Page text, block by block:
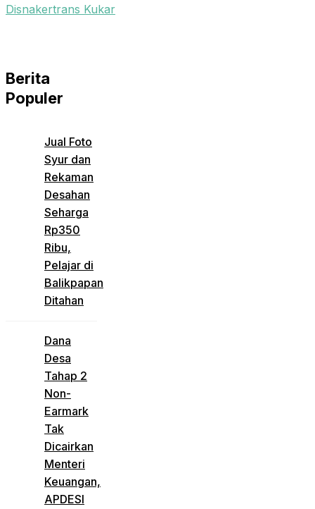
Disnakertrans Kukar
Berita
Populer
Jual Foto
Syur dan
Rekaman
Desahan
Seharga
Rp350
Ribu,
Pelajar di
Balikpapan
Ditahan
Dana
Desa
Tahap 2
Non-
Earmark
Tak
Dicairkan
Menteri
Keuangan,
APDESI